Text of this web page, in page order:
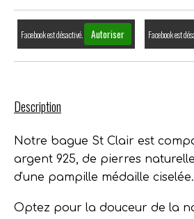
Facebook est désactivé. Autoriser Facebook est
Description
Notre bague St Clair est
argent 925, de pierres
d'une pampille médaille ciselée.
Optez pour la douceur de la